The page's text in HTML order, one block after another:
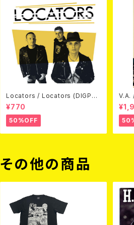
Locators / Locators (DIGPAC
K CD)
¥770
50%OFF
V.A.
その他の商品